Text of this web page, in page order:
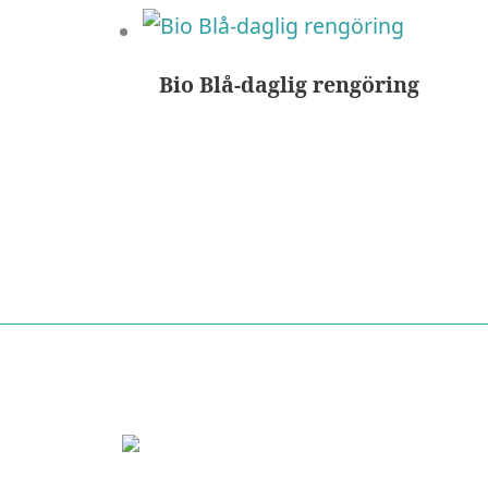
Bio Blå-daglig rengöring